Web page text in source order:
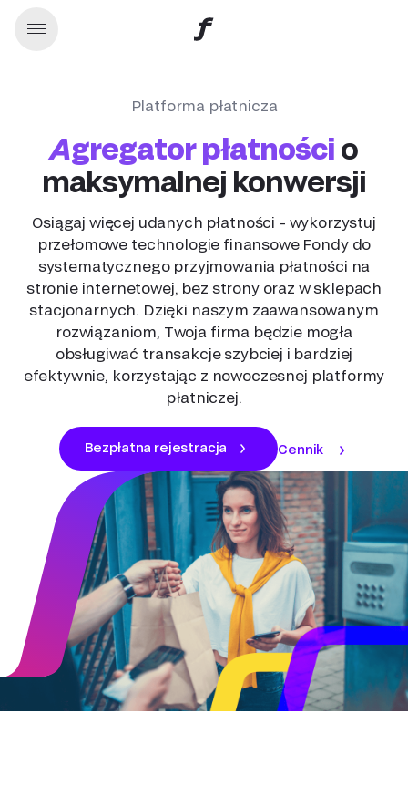
Platforma płatnicza
Agregator płatności o
maksymalnej konwersji
Osiągaj więcej udanych płatności – wykorzystuj
przełomowe technologie finansowe Fondy do
systematycznego przyjmowania płatności na
stronie internetowej, bez strony oraz w sklepach
stacjonarnych. Dzięki naszym zaawansowanym
rozwiązaniom, Twoja firma będzie mogła
obsługiwać transakcje szybciej i bardziej
efektywnie, korzystając z nowoczesnej platformy
płatniczej.
Bezpłatna rejestracja Cennik